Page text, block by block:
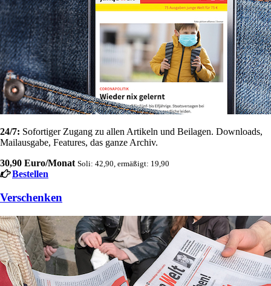
24/7: Sofortiger Zugang zu allen Artikeln und Beilagen. Downloads,
Mailausgabe, Features, das ganze Archiv.
30,90 Euro/Monat Soli: 42,90, ermäßigt: 19,90
Bestellen
Verschenken